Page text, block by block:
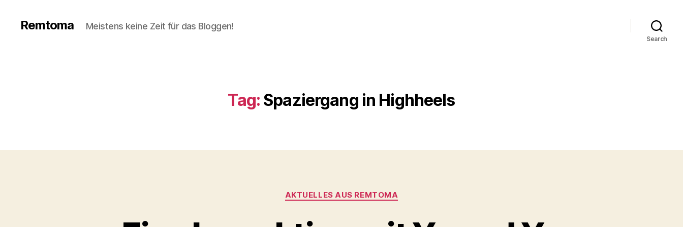
Remtoma Meistens keine Zeit für das Bloggen!
Search
Tag: Spaziergang in Highheels
Categories
AKTUELLES AUS REMTOMA